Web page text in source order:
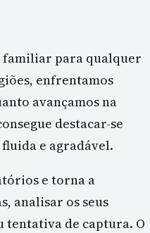
familiar para qualquer
enfrentamos
avançamos na
destacar-se
e agradável.
e torna a
analisar os seus
de captura. O